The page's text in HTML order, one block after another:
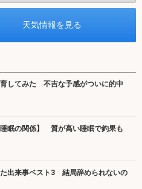
してみた 不吉な予感がついに的中
眠の関係】 質が高い睡眠で釣果も
出来事ベスト3 結局辞められないの